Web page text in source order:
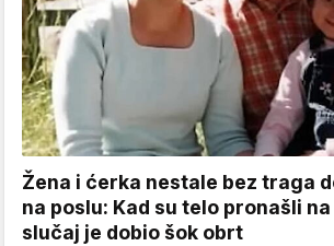
Žena i ćerka nestale bez traga
na poslu: Kad su telo pronašli
slučaj je dobio šok obrt